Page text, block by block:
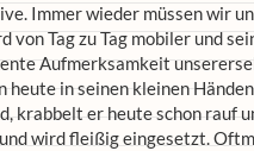
Immer wieder müssen wir
von Tag zu Tag mobiler und
Aufmerksamkeit
in seinen kleinen
krabbelt er heute schon rauf
wird fleißig eingesetzt.